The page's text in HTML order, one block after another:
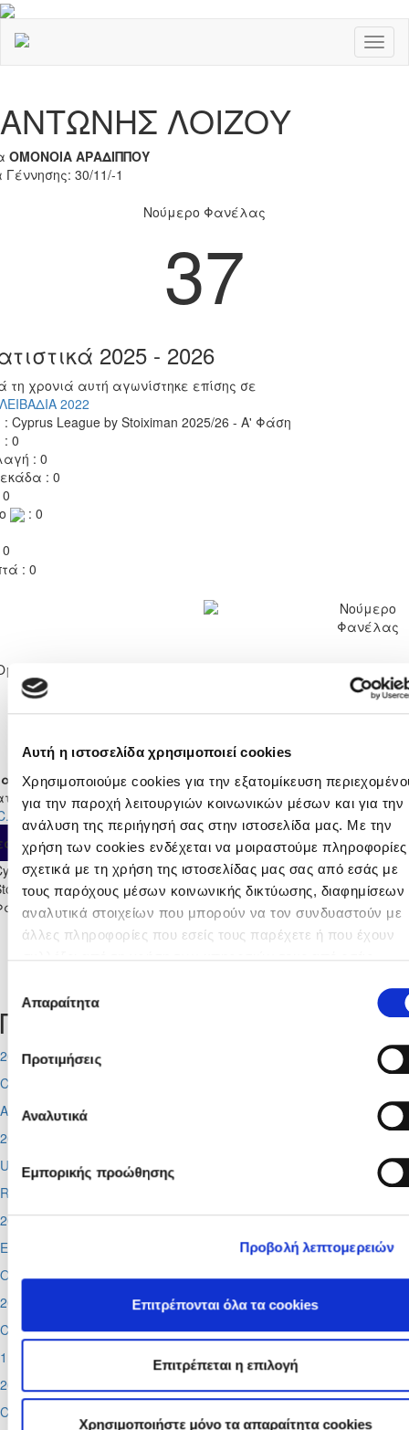
Αυτή η ιστοσελίδα χρησιμοποιεί cookies
Χρησιμοποιούμε cookies για την εξατομίκευση
για την παροχή λειτουργιών κοινωνικών μέσων και για την
ανάλυση της περιήγησή σας στην ιστοσελίδα μας. Με την
χρήση των cookies ενδέχεται να μοιραστούμε πληροφορίες
σχετικά με τη χρήση της ιστοσελίδας μας σας από εσάς με
τους παρόχους μέσων κοινωνικής δικτύωσης, διαφημίσεων
αναλυτικά στοιχείων που μπορούν να τον συνδυαστούν με
άλλες πληροφορίες που εσείς τους παρέχετε ή που έχουν
Cookies διαβάζοντας την Πολιτική Cookies κάνοντας κλικ
συγκατάθεσης
Απαραίτητα
Προτιμήσεις
Αναλυτικά
Εμπορικής προώθησης
Προβολή λεπτομερειών
Επιτρέπονται όλα τα cookies
Επιτρέπεται η επιλογή
Χρησιμοποιήστε μόνο τα απαραίτητα cookies
ΑΝΤΩΝΗΣ ΛΟΙΖΟΥ
ΟΜΟΝΟΙΑ ΑΡΑΔΙΠΠΟΥ
30/11/-1
Νούμερο Φανέλας
37
2025 - 2026
τη χρονιά αυτή αγωνίστηκε επίσης σε
2022
Cyprus League by Stoiximan 2025/26 - Α' Φάση
: 0
: 0
: 0
: 0
: 0
Νούμερο
Φανέλας
37
2025 - 2026
τη χρονιά αυτή αγωνίστηκε επίσης σε
ΛΕΙΒΑΔΙΑ 2022
Συμ Αλλαγή Ενδεκάδα Αυτο
League by
2025/26 - Α' 0 0 0 0 0 0 0
Προσεχή γεγονότα
2026-08-11
Conference League
Απόλλων - Μπραν
2026-08-12
UEFA Super CUP
Red Bull Arena (
2026-08-13
Europa League
Ομόνοια - Λίνκολν, Πάφος - Σάλτσμπουργκ
2026-08-29
Cyprus League by Stoiximan
1η αγωνιστική
2026-08-30
Cyprus League by Stoiximan